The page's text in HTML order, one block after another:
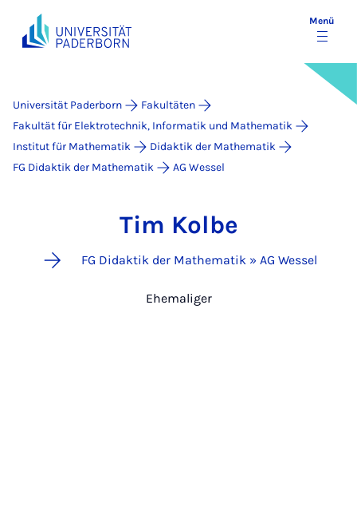
Menü
Universität Paderborn
Fakultäten
Fakultät für Elektrotechnik, Informatik und Mathematik
Institut für Mathematik
Didaktik der Mathematik
FG Didaktik der Mathematik
AG Wessel
Tim Kolbe
FG Didaktik der Mathematik » AG Wessel
Ehemaliger